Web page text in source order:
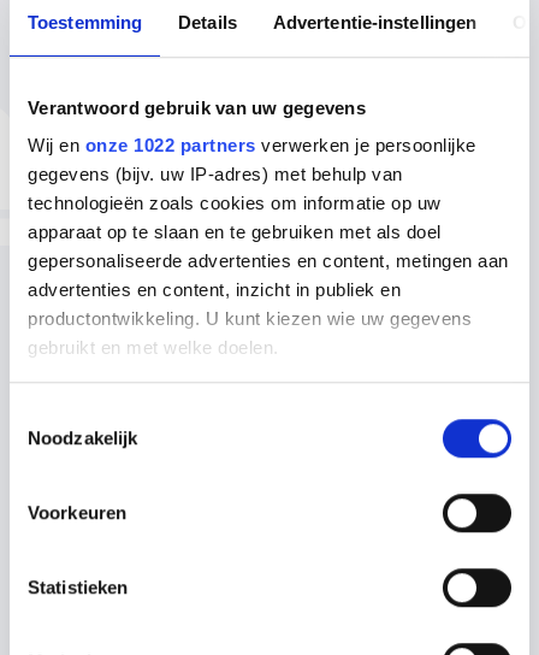
Toestemming Details Advertentie-instellingen
Verantwoord gebruik van uw gegevens
Wij en onze 1022 partners verwerken je persoonlijke
gegevens (bijv. uw IP-adres) met behulp van
technologieën zoals cookies om informatie op uw
apparaat op te slaan en te gebruiken met als doel
gepersonaliseerde advertenties en content, metingen aan
advertenties en content, inzicht in publiek en
productontwikkeling. U kunt kiezen wie uw gegevens
gebruikt en met welke doelen.
Informatie verzamelen over uw geografische locatie,
Uw apparaat identificeren door het actief te scannen
op specifieke eigenschappen (fingerprinting)
verwerkt en stel uw voorkeuren in het
detailgedeelte in.
Noodzakelijk
Voorkeuren
Statistieken
Inbouw apparatuur
Wij hebben goede ervaringen met de
volgende keukenmerken:
Siemens
Samsung
Bosch